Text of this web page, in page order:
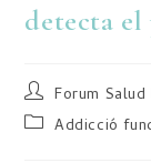
detecta el
Forum
Addicció